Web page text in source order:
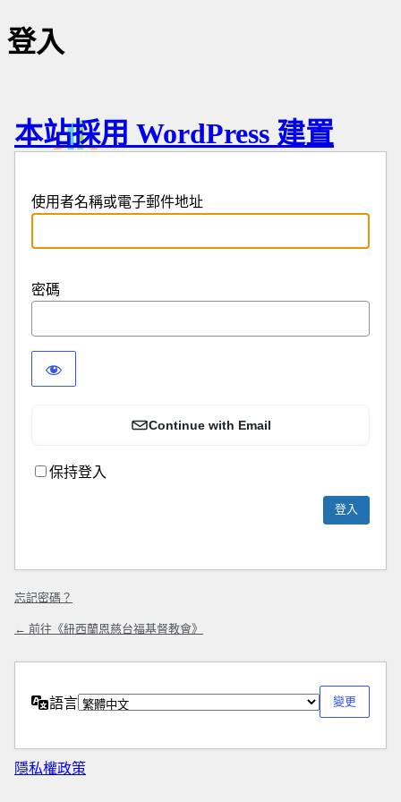
登入
本站採用 WordPress 建置
使用者名稱或電子郵件地址
密碼
Continue with Email
保持登入
忘記密碼？
← 前往《紐西蘭恩慈台福基督教會》
語言
隱私權政策